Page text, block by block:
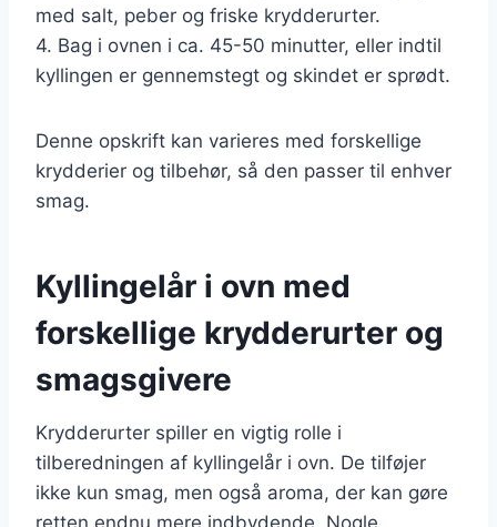
med salt, peber og friske krydderurter.
4. Bag i ovnen i ca. 45-50 minutter, eller indtil
kyllingen er gennemstegt og skindet er sprødt.
Denne opskrift kan varieres med forskellige
krydderier og tilbehør, så den passer til enhver
smag.
Kyllingelår i ovn med
forskellige krydderurter og
smagsgivere
Krydderurter spiller en vigtig rolle i
tilberedningen af kyllingelår i ovn. De tilføjer
ikke kun smag, men også aroma, der kan gøre
retten endnu mere indbydende. Nogle